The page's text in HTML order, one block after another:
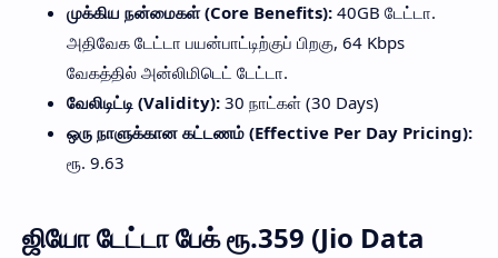
முக்கிய நன்மைகள் (Core Benefits): 40GB டேட்டா.
அதிவேக டேட்டா பயன்பாட்டிற்குப் பிறகு, 64 Kbps
வேகத்தில் அன்லிமிடெட் டேட்டா.
வேலிடிட்டி (Validity): 30 நாட்கள் (30 Days)
ஒரு நாளுக்கான கட்டணம் (Effective Per Day Pricing):
ரூ. 9.63
ஜியோ டேட்டா பேக் ரூ.359 (Jio Data